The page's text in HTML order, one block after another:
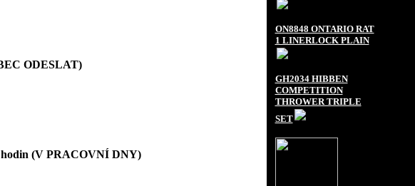
ODESLAT)
hodin (V PRACOVNÍ DNY)
ON8848 ONTARIO RAT
1 LINERLOCK PLAIN
GH2034 HIBBEN
COMPETITION
THROWER TRIPLE
SET